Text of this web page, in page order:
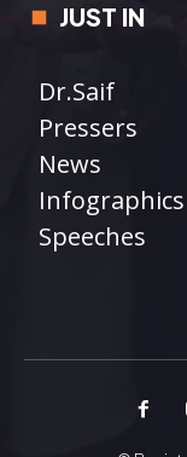
JUST IN
Dr.Saif
Pressers
News
Infographics
Speeches